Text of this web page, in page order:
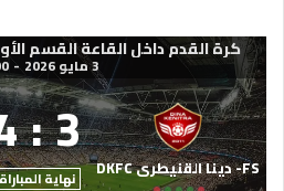
كرة القدم داخل القاعة القسم الأول 2025-
3 مايو 2026 -
FS- دينا القنيطري DKFC 3
:
نهاية